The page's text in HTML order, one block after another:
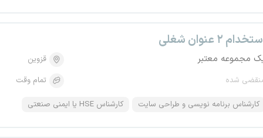
۲ عنوان شغلی
مجموعه معتبر
شده
قزوین
تمام وقت
کارشناس برنامه نویسی و طراحی سایت کارشناس HSE یا ایمنی صنعتی